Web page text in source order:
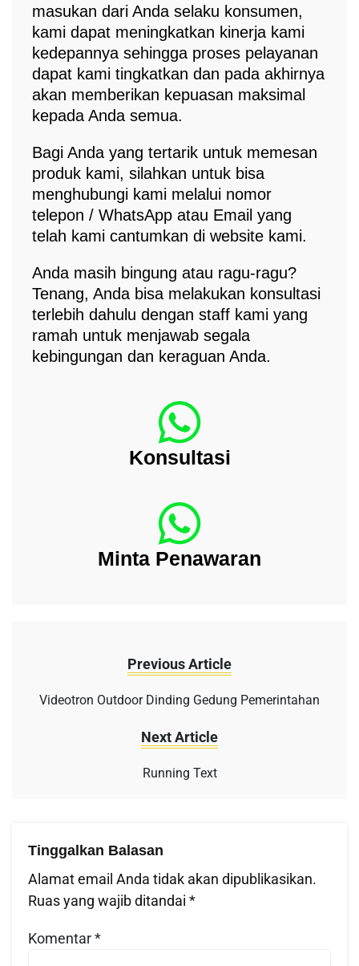
masukan dari Anda selaku konsumen,
kami dapat meningkatkan kinerja kami
kedepannya sehingga proses pelayanan
dapat kami tingkatkan dan pada akhirnya
akan memberikan kepuasan maksimal
kepada Anda semua.
Bagi Anda yang tertarik untuk memesan
produk kami, silahkan untuk bisa
menghubungi kami melalui nomor
telepon / WhatsApp atau Email yang
telah kami cantumkan di website kami.
Anda masih bingung atau ragu-ragu?
Tenang, Anda bisa melakukan konsultasi
terlebih dahulu dengan staff kami yang
ramah untuk menjawab segala
kebingungan dan keraguan Anda.
Konsultasi
Minta Penawaran
Previous Article
Videotron Outdoor Dinding Gedung Pemerintahan
Next Article
Running Text
Tinggalkan Balasan
Alamat email Anda tidak akan dipublikasikan.
Ruas yang wajib ditandai *
Komentar*